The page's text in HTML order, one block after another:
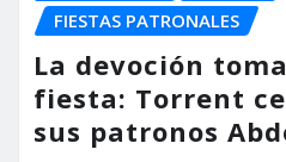
FIESTAS PATRONALES
La devoción
fiesta: Torrent
sus patronos